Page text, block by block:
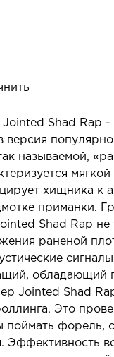
Shad Rap -
версия
называемой,
хищника к
приманки.
Shad Rap не
раненой
обладающий
Jointed Shad
Это
поймать форель,
Эффективность